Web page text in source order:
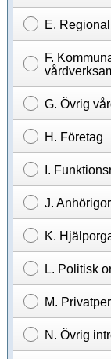
E.
F.
G. Övrig
H. Företag
I.
J.
K.
L. Politisk
M.
N. Övrig